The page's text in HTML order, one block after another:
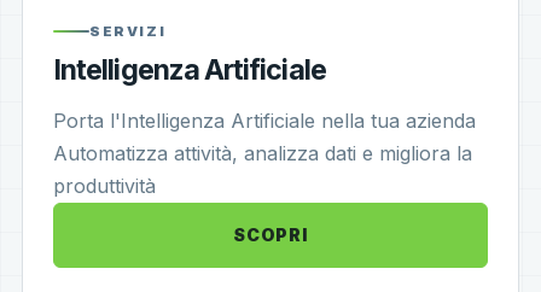
SERVIZI
Intelligenza Artificiale
Porta l'Intelligenza Artificiale nella tua azienda
Automatizza attività, analizza dati e migliora la
produttività
SCOPRI